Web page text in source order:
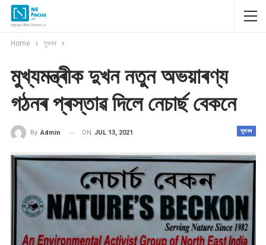
Home সুখবৰ
মুখ্যমন্ত্ৰীক দুখন নতুন অভয়াৰণ্য
গঠনৰ প্ৰস্তাৱ দিলে নেচাৰ্ছ বেকনে
সুখবৰ
By Admin ON JUL 13, 2021